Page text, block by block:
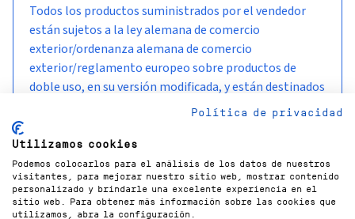
Todos los productos suministrados por el vendedor
están sujetos a la ley alemana de comercio
exterior/ordenanza alemana de comercio
exterior/reglamento europeo sobre productos de
doble uso, en su versión modificada, y están destinados
a ser utilizados y permanecer en el país de entrega
Política de privacidad
Utilizamos cookies
Podemos colocarlos para el análisis de los datos de nuestros
visitantes, para mejorar nuestro sitio web, mostrar contenido
personalizado y brindarle una excelente experiencia en el
sitio web. Para obtener más información sobre las cookies que
utilizamos, abra la configuración.